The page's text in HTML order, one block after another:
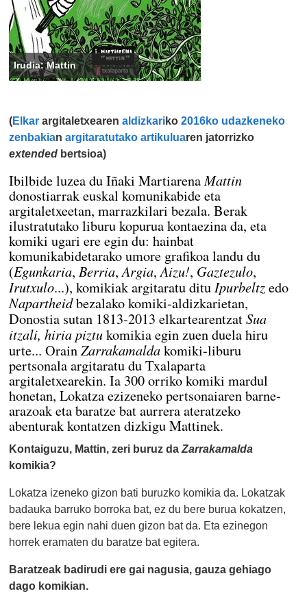
Irudia: Mattin
(Elkar argitaletxearenaldizkariko2016ko udazkeneko
zenbakianargitaratutako artikuluaren jatorrizko
extended bertsioa)
Ibilbide luzea du Iñaki MartiarenaMattin
donostiarrak euskal komunikabide eta
argitaletxeetan, marrazkilari bezala. Berak
ilustratutako liburu kopurua kontaezina da, eta
komiki ugari ere egin du: hainbat
komunikabidetarako umore grafikoa landu du
(Egunkaria,Berria,Argia,Aizu!, Gaztezulo,
Irutxulo...), komikiak argitaratu dituIpurbeltzedo
Napartheidbezalako komiki-aldizkarietan,
Donostia sutan 1813-2013 elkartearentzatSua
itzali, hiria piztukomikia egin zuen duela hiru
urte... OrainZarrakamaldakomiki-liburu
pertsonala argitaratu du Txalaparta
argitaletxearekin. Ia 300 orriko komiki mardul
honetan, Lokatza ezizeneko pertsonaiaren barne-
arazoak eta baratze bat aurrera ateratzeko
abenturak kontatzen dizkigu Mattinek.
Kontaiguzu, Mattin, zeri buruz daZarrakamalda
komikia?
Lokatza izeneko gizon bati buruzko komikia da. Lokatzak
badauka barruko borroka bat, ez du bere burua kokatzen,
bere lekua egin nahi duen gizon bat da. Eta ezinegon
horrek eramaten du baratze bat egitera.
Baratzeak badirudi ere gai nagusia, gauza gehiago
dago komikian.